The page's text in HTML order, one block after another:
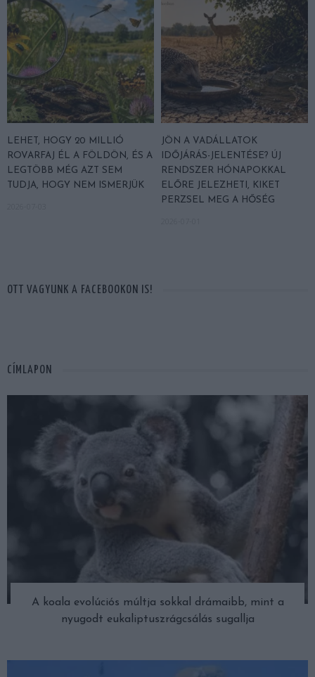
LEHET, HOGY 20 MILLIÓ
ROVARFAJ ÉL A FÖLDÖN, ÉS A
LEGTÖBB MÉG AZT SEM
TUDJA, HOGY NEM ISMERJÜK
JÖN A VADÁLLATOK
IDŐJÁRÁS-JELENTÉSE? ÚJ
RENDSZER HÓNAPOKKAL
ELŐRE JELEZHETI, KIKET
PERZSEL MEG A HŐSÉG
OTT VAGYUNK A FACEBOOKON IS!
CÍMLAPON
A koala evolúciós múltja sokkal drámaibb, mint a
nyugodt eukaliptuszrágcsálás sugallja